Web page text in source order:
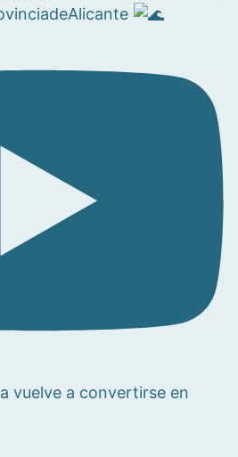
vuelve a convertirse en